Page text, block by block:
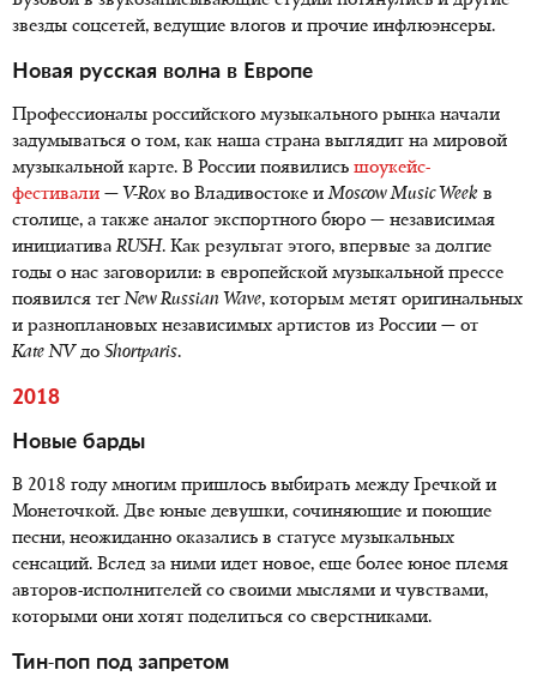
звезды соцсетей, ведущие влогов и прочие инфлюэнсеры.
Новая русская волна в Европе
Профессионалы российского музыкального рынка начали
задумываться о том, как наша страна выглядит на мировой
музыкальной карте. В России появились шоукейс-
фестивали — V-Rox во Владивостоке иMoscow Music Week в
столице, а также аналог экспортного бюро — независимая
инициативаRUSH. Как результат этого, впервые за долгие
годы о нас заговорили: в европейской музыкальной прессе
появился тегNew Russian Wave, которым метят оригинальных
и разноплановых независимых артистов из России — от
Kate NV до Shortparis.
2018
Новые барды
В 2018 году многим пришлось выбирать между Гречкой и
Монеточкой. Две юные девушки, сочиняющие и поющие
песни, неожиданно оказались в статусе музыкальных
сенсаций. Вслед за ними идет новое, еще более юное племя
авторов-исполнителей со своими мыслями и чувствами,
которыми они хотят поделиться со сверстниками.
Тин-поп под запретом